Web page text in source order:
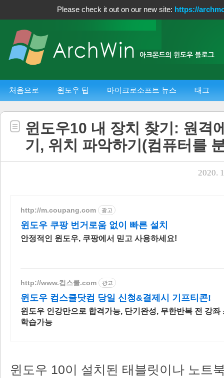
Please check it out on our new site: https://
처음으로 윈도우 팁 마이크로소프트 뉴스 태그
윈도우10 내 장치 찾기: 원격
기, 위치 파악하기(컴퓨터를
2020.
http://m.coupang.com 광고
윈도우 쿠팡 번거로움 없이 빠른 설치
안정적인 윈도우, 쿠팡에서 믿고 사용하세요!
http://www.컴스쿨.com 광고
윈도우 컴스쿨닷컴 당일 신청&결제시 기프티콘!
윈도우 인강만으로 합격가능, 단기완성, 무한반복 전 강좌
학습가능
윈도우 10이 설치된 태블릿이나 노트